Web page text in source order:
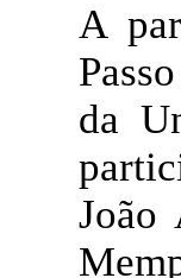
A
da
João